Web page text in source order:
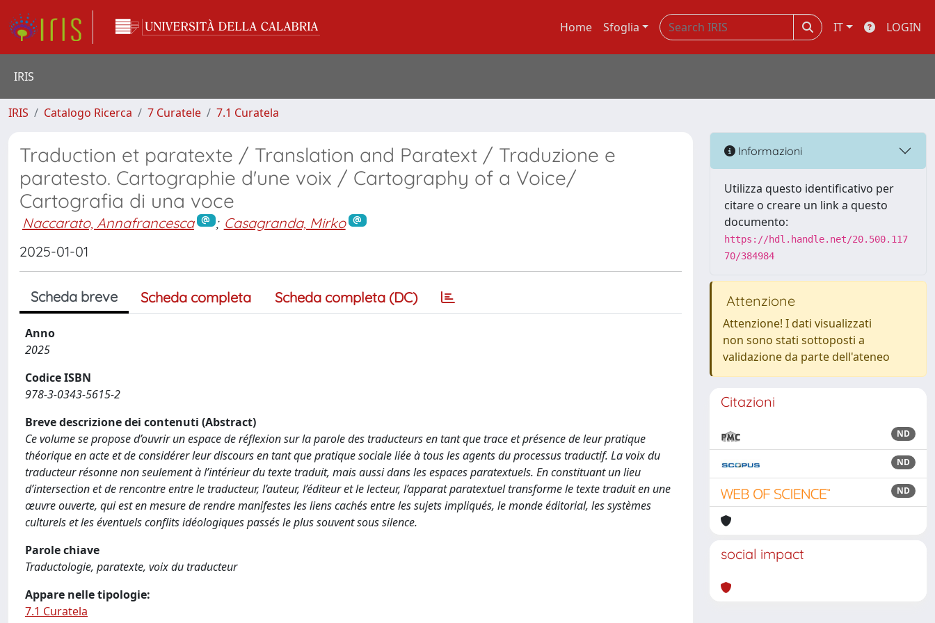
Home Sfoglia IT LOGIN
IRIS
IRIS Catalogo Ricerca 7 Curatele 7.1 Curatela
Traduction et paratexte / Translation and Paratext / Traduzione e
paratesto. Cartographie d'une voix / Cartography of a Voice/
Cartografia di una voce
Naccarato, Annafrancesca ; Casagranda, Mirko
2025-01-01
Scheda breve Scheda completa Scheda completa (DC)
Anno
2025
Codice ISBN
978-3-0343-5615-2
Breve descrizione dei contenuti (Abstract)
Ce volume se propose d’ouvrir un espace de réflexion sur la parole des traducteurs en tant que trace et présence de leur pratique
théorique en acte et de considérer leur discours en tant que pratique sociale liée à tous les agents du processus traductif. La voix du
traducteur résonne non seulement à l’intérieur du texte traduit, mais aussi dans les espaces paratextuels. En constituant un lieu
d’intersection et de rencontre entre le traducteur, l’auteur, l’éditeur et le lecteur, l’apparat paratextuel transforme le texte traduit en une
œuvre ouverte, qui est en mesure de rendre manifestes les liens cachés entre les sujets impliqués, le monde éditorial, les systèmes
culturels et les éventuels conflits idéologiques passés le plus souvent sous silence.
Parole chiave
Traductologie, paratexte, voix du traducteur
Appare nelle tipologie:
7.1 Curatela
Informazioni
Utilizza questo identificativo per
citare o creare un link a questo
documento:
https://hdl.handle.net/20.500.117
70/384984
Attenzione
Attenzione! I dati visualizzati
non sono stati sottoposti a
validazione da parte dell'ateneo
Citazioni
ND
ND
ND
social impact